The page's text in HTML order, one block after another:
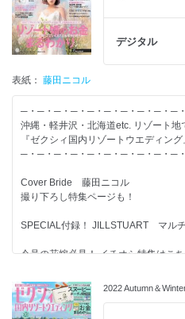
◆おトクに叶えられる！ リゾート婚の
◆保存版 リゾート婚の常識＆マナー
◆準備ダンドリTO DO チェックシート
◆教会＆式場100Book
【特集】-------------------------
◆地元婚・海外婚・リゾート婚の違い
◆沖縄婚 エリア別 グルメ＆観光ガイ
◆リゾ婚花嫁のヘア24Styles
◆だから、軽井沢で誓うのです。
◆先輩カップル11組のゲスト費用負担
その後の人生がずっと幸せになること
デジタル
表紙： 藤田ニコル
─・─・─・─・─・─・─・─・─・─
沖縄・軽井沢・北海道etc. リゾート地
『ゼクシィ国内リゾートウエディング
─・─・─・─・─・─・─・─・─・─
Cover Bride 藤田ニコル
撮り下ろし特集ページも！
SPECIAL付録！ JILLSTUART マル
今号の花嫁必見！ イチオシ特集はこ
リゾート婚のお金まるわかりSpecial
【別冊付録】-------------------------
2022 Autumn＆